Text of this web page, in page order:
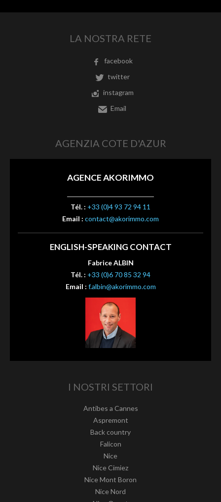
LA NOSTRA RETE
facebook
twitter
instagram
Email
AGENZIA COTE D'AZUR
AGENCE AKORIMMO
Tél. : +33 (0)4 93 72 94 11
Email : contact@akorimmo.com
ENGLISH-SPEAKING CONTACT
Fabrice ALBIN
Tél. : +33 (0)6 70 85 32 94
Email : f.albin@akorimmo.com
I NOSTRI SETTORI
Antibes a Cannes
Aspremont
Back country
Falicon
Nice
Nice Cimiez
Nice Mont Boron
Nice Nord